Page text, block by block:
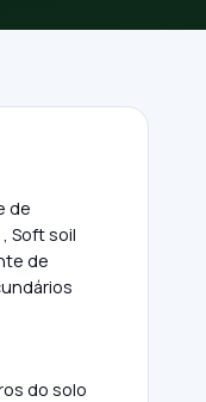
de
Soft soil
de
do solo